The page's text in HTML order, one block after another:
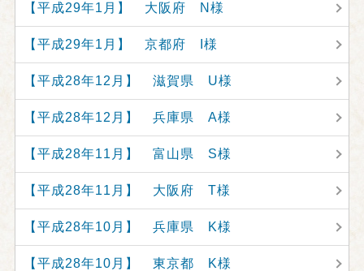
【平成29年1月】 大阪府 N様
【平成29年1月】 京都府 I様
【平成28年12月】 滋賀県 U様
【平成28年12月】 兵庫県 A様
【平成28年11月】 富山県 S様
【平成28年11月】 大阪府 T様
【平成28年10月】 兵庫県 K様
【平成28年10月】 東京都 K様